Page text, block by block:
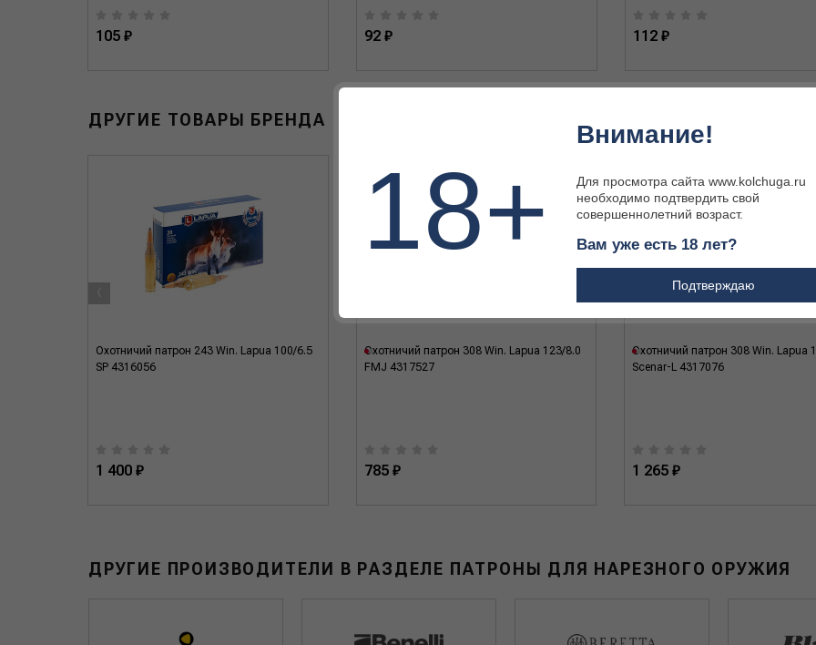
105 ₽ 92 ₽ 112 ₽
ДРУГИЕ ТОВАРЫ БРЕНДА
Охотничий патрон 243 Win. Lapua 100/6.5
SP 4316056
1 400 ₽
Охотничий патрон 308 Win. Lapua 123/8.0
FMJ 4317527
785 ₽
Охотничий патрон 308 Win. Lapua
Scenar-L 4317076
1 265 ₽
‹
ДРУГИЕ ПРОИЗВОДИТЕЛИ В РАЗДЕЛЕ ПАТРОНЫ ДЛЯ НАРЕЗНОГО ОРУЖИЯ
18+
Внимание!
Для просмотра сайта www.kolchuga.ru
необходимо подтвердить свой
совершеннолетний возраст.
Вам уже есть 18 лет?
Подтверждаю